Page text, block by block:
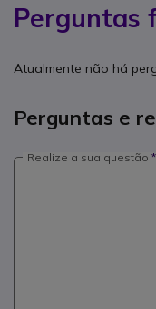
Perguntas
Atualmente não há
Perguntas e
Realize a sua questão